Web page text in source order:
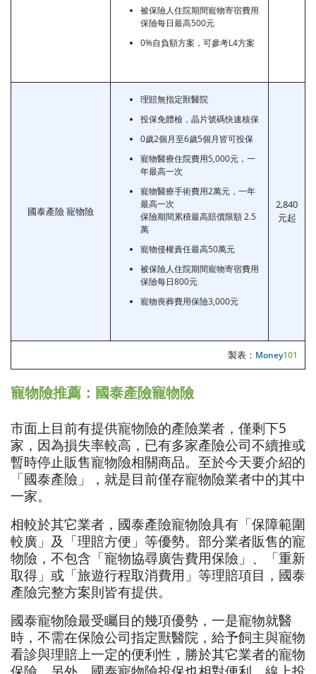
被保險人住院期間寵物寄宿費用
保險每日最高500元
0%自負額方案，可參考L4方案
國泰產險 寵物險
理賠無指定獸醫院
投保免體檢，晶片號碼快速核保
0歲2個月至6歲5個月皆可投保
寵物醫療住院費用5,000元，一
年最高一次
寵物醫療手術費用2萬元，一年
最高一次
保險期間累積最高賠償限額 2.5
萬
寵物侵權責任最高50萬元
被保險人住院期間寵物寄宿費用
保險每日800元
寵物喪葬費用保險3,000元
2,840
元起
製表： Money101
寵物險推薦：國泰產險寵物險
市面上目前有提供寵物險的產險業者，僅剩下5
家，因為損失率較高，已有多家產險公司不續推或
暫時停止販售寵物險相關商品。至於今天要介紹的
「國泰產險」，就是目前僅存寵物險業者中的其中
一家。
相較於其它業者，國泰產險寵物險具有「保障範圍
較廣」及「理賠方便」等優勢。部分業者販售的寵
物險，不包含「寵物協尋廣告費用保險」、「重新
取得」或「旅遊行程取消費用」等理賠項目，國泰
產險完整方案則皆有提供。
國泰寵物險最受矚目的幾項優勢，一是寵物就醫
時，不需在保險公司指定獸醫院，給予飼主與寵物
看診與理賠上一定的便利性，勝於其它業者的寵物